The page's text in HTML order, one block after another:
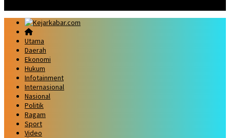
Utama
Daerah
Ekonomi
Hukum
Infotainment
Internasional
Nasional
Politik
Ragam
Sport
Video